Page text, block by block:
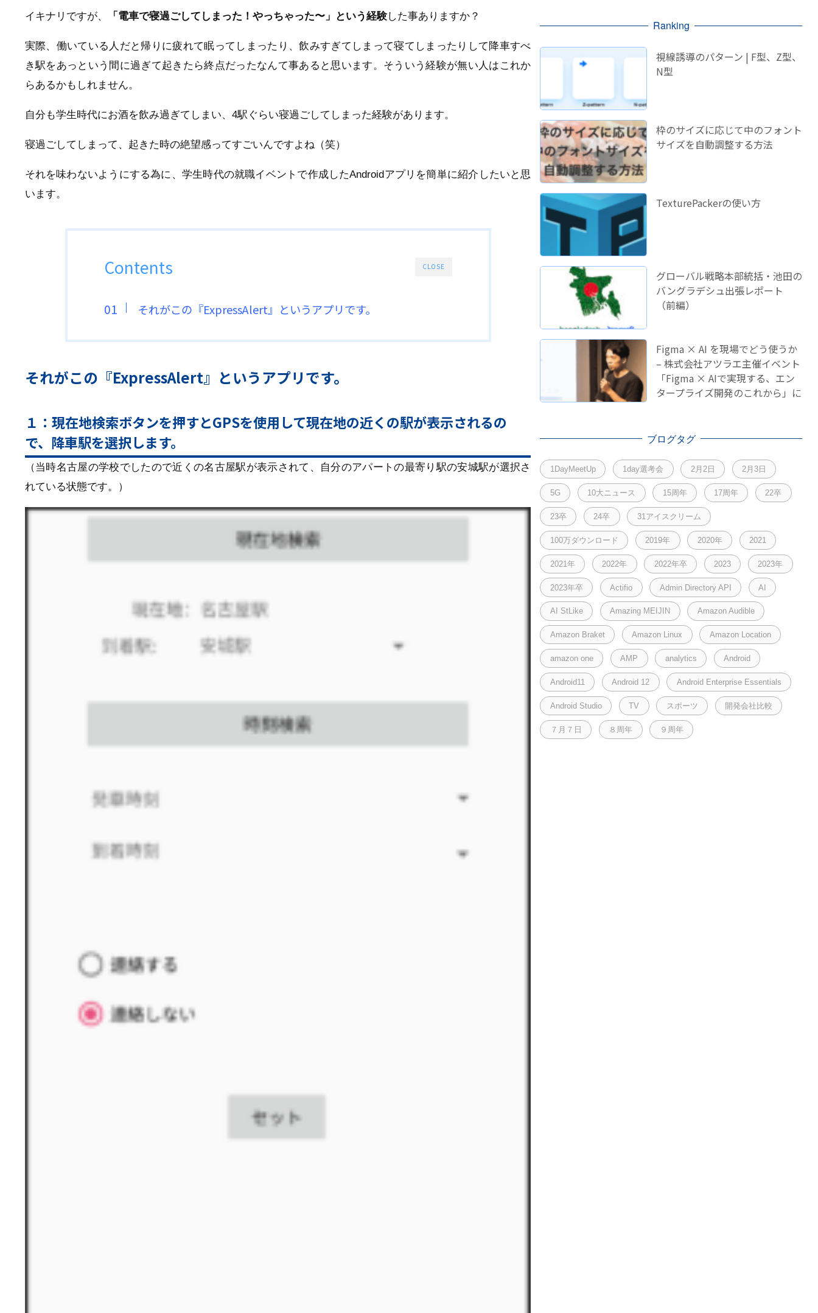
イキナリですが、 「電車で寝過ごしてしまった！やっちゃった〜」という経験した事ありますか？
実際、働いている人だと帰りに疲れて眠ってしまったり、飲みすぎてしまって寝てしまったりして降車すべ
き駅をあっという間に過ぎて起きたら終点だったなんて事あると思います。そういう経験が無い人はこれか
らあるかもしれません。
自分も学生時代にお酒を飲み過ぎてしまい、4駅ぐらい寝過ごしてしまった経験があります。
寝過ごしてしまって、起きた時の絶望感ってすごいんですよね（笑）
それを味わないようにする為に、学生時代の就職イベントで作成したAndroidアプリを簡単に紹介したいと思
います。
CLOSE
Contents
それがこの『ExpressAlert』というアプリです。
それがこの『ExpressAlert』というアプリです。
１：現在地検索ボタンを押すとGPSを使用して現在地の近くの駅が表示されるの
で、降車駅を選択します。
（当時名古屋の学校でしたので近くの名古屋駅が表示されて、自分のアパートの最寄り駅の安城駅が選択さ
れている状態です。）
Ranking
視線誘導のパターン | F型、Z型、
N型
枠のサイズに応じて中のフォント
サイズを自動調整する方法
TexturePackerの使い方
グローバル戦略本部統括・池田の
バングラデシュ出張レポート
（前編）
Figma × AI を現場でどう使うか
– 株式会社アツラエ主催イベント
「Figma × AIで実現する、エン
タープライズ開発のこれから」に
ブログタグ
1DayMeetUp 1day選考会 2月2日 2月3日
5G 10大ニュース 15周年 17周年 22卒
23卒 24卒 31アイスクリーム
100万ダウンロード 2019年 2020年 2021
2021年 2022年 2022年卒 2023 2023年
2023年卒 Actifio Admin Directory API AI
AI StLike Amazing MEIJIN Amazon Audible
Amazon Braket Amazon Linux Amazon Location
amazon one AMP analytics Android
Android11 Android 12 Android Enterprise Essentials
Android Studio TV スポーツ 開発会社比較
７月７日 ８周年 ９周年